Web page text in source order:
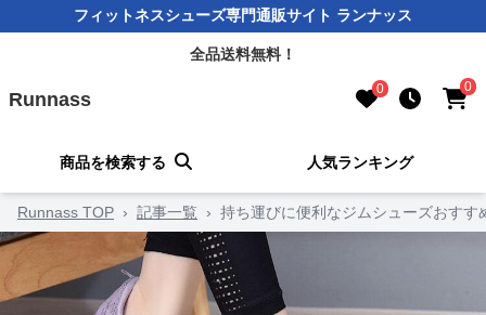
フィットネスシューズ専門通販サイト ランナッス
全品送料無料！
Runnass 0 0
商品を検索する 人気ランキング
Runnass TOP › 記事一覧 › 持ち運びに便利なジムシューズおす